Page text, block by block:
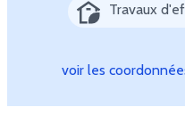
Travaux
voir les